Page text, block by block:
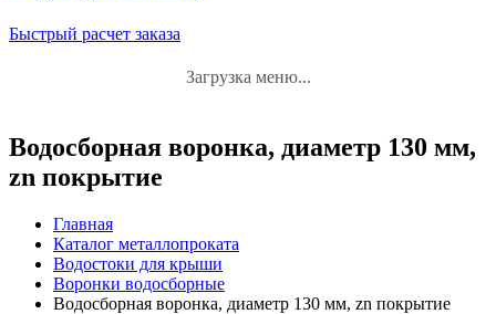
Быстрый расчет заказа
Загрузка меню...
Водосборная воронка, диаметр 130 мм,
zn покрытие
Главная
Каталог металлопроката
Водостоки для крыши
Воронки водосборные
Водосборная воронка, диаметр 130 мм, zn покрытие